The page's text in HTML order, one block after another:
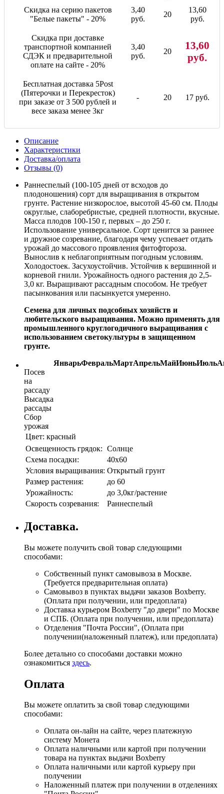
Скидка на серию пакетов
"Белые пакеты" - 20%
3,40
руб.
20
13,60
руб.
Скидка при доставке
транспортной компанией
СДЭК и предварительной
оплате на сайте - 20%
3,40
руб.
20
13,60
руб.
Бесплатная доставка 5Post
(Пятерочки и Перекресток)
при заказе от 3 500 рублей и
весе заказа менее 3кг
- 20 17 руб.
Описание
Характеристики
Доставка/оплата
Отзывы (0)
Раннеспелый (100-105 дней от всходов до
плодоношения) сорт для выращивания в открытом
грунте. Растение низкорослое, высотой 45-60 см. Плоды
округлые, слаборебристые, средней плотности, вкусные.
Масса плодов 100-150 г, первых – до 250 г.
Использование универсальное. Сорт ценится за раннее
и дружное созревание, благодаря чему успевает отдать
урожай до массового проявления фитофтороза.
Вынослив к неблагоприятным погодным условиям.
Холодостоек. Засухоустойчив. Устойчив к вершинной и
корневой гнили. Урожайность одного растения до 2,5-
3,0 кг. Выращивают рассадным способом. Не требует
пасынкования или пасынкуется умеренно.
Семена для личных подсобных хозяйств и
любительского выращивания. Можно применять для
промышленного круглогодичного выращивания с
использованием светокультуры в защищенном
грунте.
ЯнварьФевральМартАпрельМайИюньИюль
Посев
на
рассаду
Высадка
рассады
Сбор
урожая
Цвет: красный
Освещенность грядок: Солнце
Схема посадки:
40х60
Условия выращивания: Открытый грунт
Размер растения:
до 60
Урожайность:
до 3,0кг/растение
Скорость созревания:
Раннеспелый
Доставка.
Вы можете получить свой товар следующими
способами:
Собственный пункт самовывоза в Москве.
(Требуется предварительная оплата)
Самовывоз в пунктах выдачи заказов Boxberry.
(Оплата при получении, или предоплата)
Доставка курьером Boxberry "до двери" по Москве
и СПБ. (Оплата при получении, или предоплата)
Отделения "Почта России", (Оплата при
получении(наложенный платеж), или предоплата)
Более детально со способами доставки можно
ознакомиться здесь.
Оплата
Вы можете оплатить за свой товар следующими
способами:
Оплата он-лайн на сайте, через платежную
систему Монета
Оплата наличными или картой при получении
товара на пунктах выдачи Boxberry
Оплата наличными или картой курьеру при
получении
Наложенный платеж при получении в отделениях